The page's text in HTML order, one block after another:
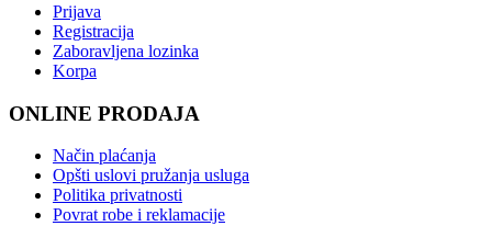
Prijava
Registracija
Zaboravljena lozinka
Korpa
ONLINE PRODAJA
Način plaćanja
Opšti uslovi pružanja usluga
Politika privatnosti
Povrat robe i reklamacije